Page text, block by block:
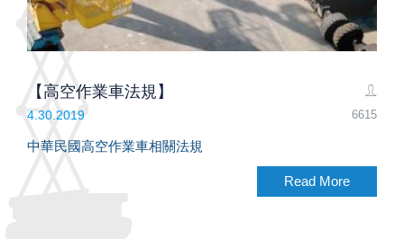
6615
【高空作業車法規】
4.30.2019
中華民國高空作業車相關法規
Read More